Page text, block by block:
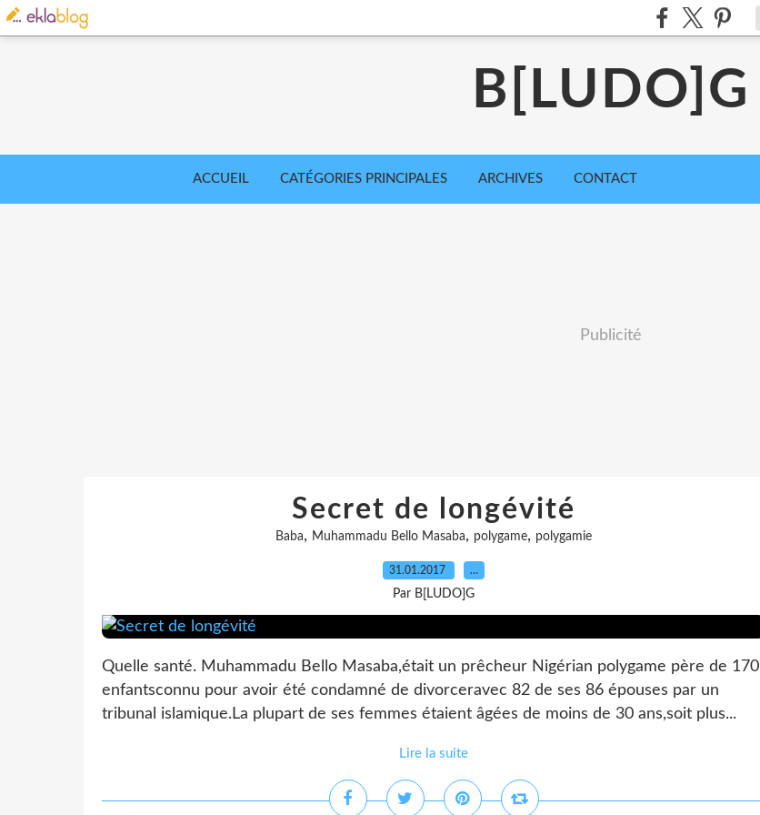
B[LUDO]G
ACCUEIL CATÉGORIES PRINCIPALES ARCHIVES CONTACT
Publicité
Secret de longévité
Baba, Muhammadu Bello Masaba, polygame, polygamie
31.01.2017 …
Par B[LUDO]G
Quelle santé. Muhammadu Bello Masaba,était un prêcheur Nigérian polygame père de 170
enfantsconnu pour avoir été condamné de divorceravec 82 de ses 86 épouses par un
tribunal islamique.La plupart de ses femmes étaient âgées de moins de 30 ans,soit plus...
Lire la suite